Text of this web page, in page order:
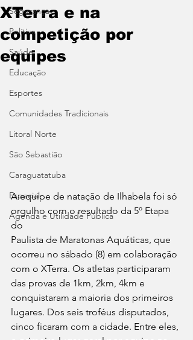
Segurança
Política
Saúde
Educação
Esportes
Comunidades Tradicionais
Litoral Norte
São Sebastião
Caraguatatuba
Especial
Agenda e Utilidade Pública
XTerra e na
competição por
equipes
A equipe de natação de Ilhabela foi só
orgulho com o resultado da 5º Etapa
do
Paulista de Maratonas Aquáticas, que
ocorreu no sábado (8) em colaboração
com o XTerra. Os atletas participaram
das provas de 1km, 2km, 4km e
conquistaram a maioria dos primeiros
lugares. Dos seis troféus disputados,
cinco ficaram com a cidade. Entre eles,